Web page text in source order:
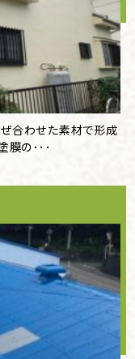
合わせた素材で形成
膜の･･･